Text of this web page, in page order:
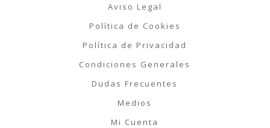
Aviso Legal
Política de Cookies
Política de Privacidad
Condiciones Generales
Dudas Frecuentes
Medios
Mi Cuenta